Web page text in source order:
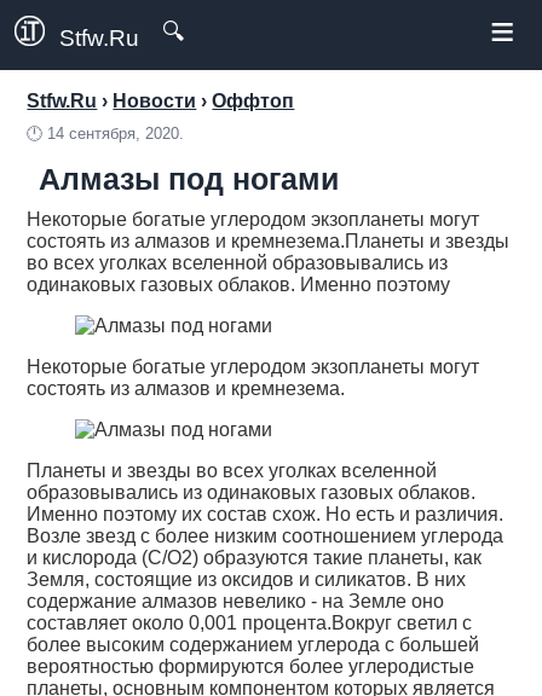
Stfw.Ru 🔍 ≡
Stfw.Ru › Новости ›Оффтоп
🕛 14 сентября, 2020.
Алмазы под ногами
Некоторые богатые углеродом экзопланеты могут
состоять из алмазов и кремнезема.Планеты и звезды
во всех уголках вселенной образовывались из
одинаковых газовых облаков. Именно поэтому
Некоторые богатые углеродом экзопланеты могут
состоять из алмазов и кремнезема.
Планеты и звезды во всех уголках вселенной
образовывались из одинаковых газовых облаков.
Именно поэтому их состав схож. Но есть и различия.
Возле звезд с более низким соотношением углерода
и кислорода (С/О2) образуются такие планеты, как
Земля, состоящие из оксидов и силикатов. В них
содержание алмазов невелико - на Земле оно
составляет около 0,001 процента.Вокруг светил с
более высоким содержанием углерода с большей
вероятностью формируются более углеродистые
планеты, основным компонентом которых является